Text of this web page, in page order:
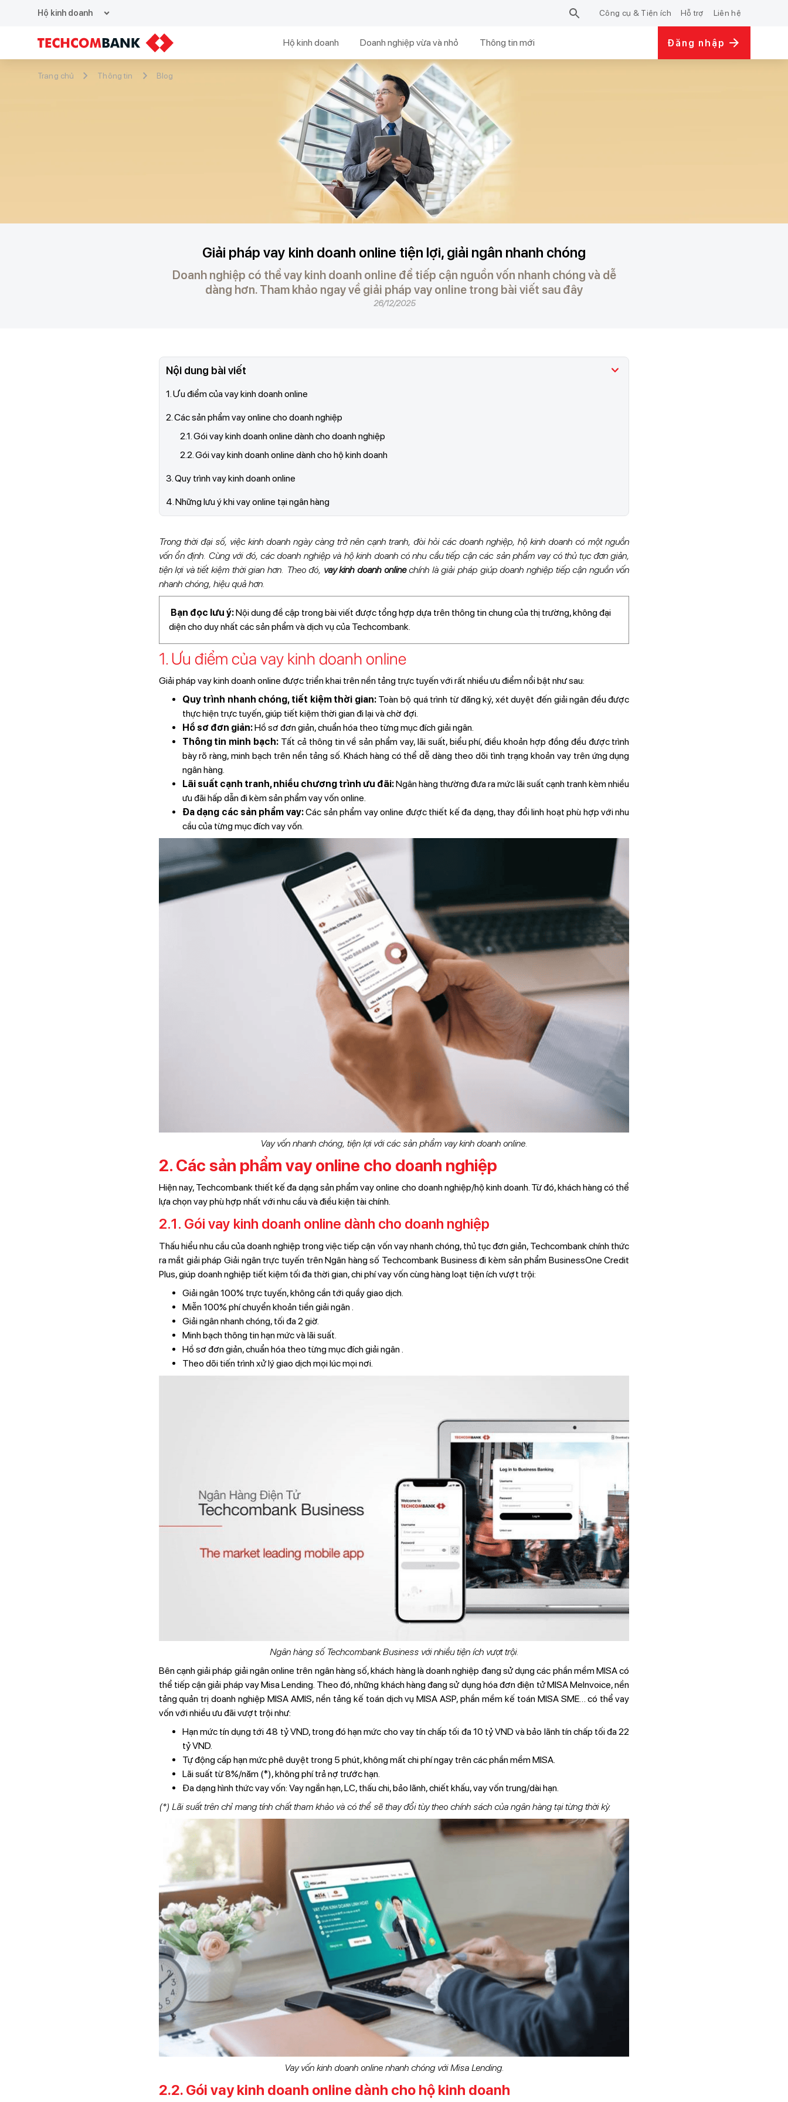
Hộ kinh doanh expand_more Công cụ & Tiện ích Hỗ trợ Liên hệ
Hộ kinh doanh Doanh nghiệp vừa và nhỏ Thông tin mới Đăng nhập
Trang chủ Thông tin Blog
Giải pháp vay kinh doanh online tiện lợi, giải ngân nhanh chóng
Doanh nghiệp có thể vay kinh doanh online để tiếp cận nguồn vốn nhanh chóng và dễ
dàng hơn. Tham khảo ngay về giải pháp vay online trong bài viết sau đây
26/12/2025
Nội dung bài viết
1. Ưu điểm của vay kinh doanh online
2. Các sản phẩm vay online cho doanh nghiệp
2.1. Gói vay kinh doanh online dành cho doanh nghiệp
2.2. Gói vay kinh doanh online dành cho hộ kinh doanh
3. Quy trình vay kinh doanh online
4. Những lưu ý khi vay online tại ngân hàng
Trong thời đại số, việc kinh doanh ngày càng trở nên cạnh tranh, đòi hỏi các doanh nghiệp, hộ kinh doanh có một nguồn
vốn ổn định. Cùng với đó, các doanh nghiệp và hộ kinh doanh có nhu cầu tiếp cận các sản phẩm vay có thủ tục đơn giản,
tiện lợi và tiết kiệm thời gian hơn. Theo đó, vay kinh doanh onlinechính là giải pháp giúp doanh nghiệp tiếp cận nguồn vốn
nhanh chóng, hiệu quả hơn.
Bạn đọc lưu ý:Nội dung đề cập trong bài viết được tổng hợp dựa trên thông tin chung của thị trường, không đại
diện cho duy nhất các sản phẩm và dịch vụ của Techcombank.
1. Ưu điểm của vay kinh doanh online
Giải pháp vay kinh doanh online được triển khai trên nền tảng trực tuyến với rất nhiều ưu điểm nổi bật như sau:
Quy trình nhanh chóng, tiết kiệm thời gian: Toàn bộ quá trình từ đăng ký, xét duyệt đến giải ngân đều được
thực hiện trực tuyến, giúp tiết kiệm thời gian đi lại và chờ đợi.
Hồ sơ đơn giản:Hồ sơ đơn giản, chuẩn hóa theo từng mục đích giải ngân.
Thông tin minh bạch: Tất cả thông tin về sản phẩm vay, lãi suất, biểu phí, điều khoản hợp đồng đều được trình
bày rõ ràng, minh bạch trên nền tảng số. Khách hàng có thể dễ dàng theo dõi tình trạng khoản vay trên ứng dụng
ngân hàng.
Lãi suất cạnh tranh, nhiều chương trình ưu đãi:Ngân hàng thường đưa ra mức lãi suất cạnh tranh kèm nhiều
ưu đãi hấp dẫn đi kèm sản phẩm vay vốn online.
Đa dạng các sản phẩm vay:Các sản phẩm vay online được thiết kế đa dạng, thay đổi linh hoạt phù hợp với nhu
cầu của từng mục đích vay vốn.
Vay vốn nhanh chóng, tiện lợi với các sản phẩm vay kinh doanh online.
2. Các sản phẩm vay online cho doanh nghiệp
Hiện nay, Techcombank thiết kế đa dạng sản phẩm vay online cho doanh nghiệp/hộ kinh doanh. Từ đó, khách hàng có thể
lựa chọn vay phù hợp nhất với nhu cầu và điều kiện tài chính.
2.1. Gói vay kinh doanh online dành cho doanh nghiệp
Thấu hiểu nhu cầu của doanh nghiệp trong việc tiếp cận vốn vay nhanh chóng, thủ tục đơn giản, Techcombank chính thức
ra mắt giải pháp Giải ngân trực tuyến trên Ngân hàng số Techcombank Business đi kèm sản phẩm BusinessOne Credit
Plus, giúp doanh nghiệp tiết kiệm tối đa thời gian, chi phí vay vốn cùng hàng loạt tiện ích vượt trội:
Giải ngân 100% trực tuyến, không cần tới quầy giao dịch.
Miễn 100% phí chuyển khoản tiền giải ngân .
Giải ngân nhanh chóng, tối đa 2 giờ.
Minh bạch thông tin hạn mức và lãi suất.
Hồ sơ đơn giản, chuẩn hóa theo từng mục đích giải ngân .
Theo dõi tiến trình xử lý giao dịch mọi lúc mọi nơi.
Ngân hàng số Techcombank Business với nhiều tiện ích vượt trội.
Bên cạnh giải pháp giải ngân online trên ngân hàng số, khách hàng là doanh nghiệp đang sử dụng các phần mềm MISA có
thể tiếp cận giải pháp vay Misa Lending. Theo đó, những khách hàng đang sử dụng hóa đơn điện tử MISA MeInvoice, nền
tảng quản trị doanh nghiệp MISA AMIS, nền tảng kế toán dịch vụ MISA ASP, phần mềm kế toán MISA SME… có thể vay
vốn với nhiều ưu đãi vượt trội như:
Hạn mức tín dụng tới 48 tỷ VND, trong đó hạn mức cho vay tín chấp tối đa 10 tỷ VND và bảo lãnh tín chấp tối đa 22
tỷ VND.
Tự động cấp hạn mức phê duyệt trong 5 phút, không mất chi phí ngay trên các phần mềm MISA.
Lãi suất từ 8%/năm (*), không phí trả nợ trước hạn.
Đa dạng hình thức vay vốn: Vay ngắn hạn, LC, thấu chi, bảo lãnh, chiết khấu, vay vốn trung/dài hạn.
(*) Lãi suất trên chỉ mang tính chất tham khảo và có thể sẽ thay đổi tùy theo chính sách của ngân hàng tại từng thời kỳ.
Vay vốn kinh doanh online nhanh chóng với Misa Lending.
2.2. Gói vay kinh doanh online dành cho hộ kinh doanh